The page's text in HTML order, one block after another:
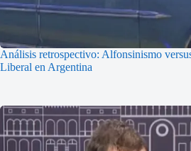
Análisis retrospectivo: Alfonsinismo
Liberal en Argentina